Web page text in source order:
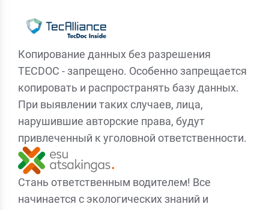
Копирование данных без разрешения
TECDOC - запрещено. Особенно запрещается
копировать и распространять базу данных.
При выявлении таких случаев, лица,
нарушившие авторские права, будут
привлеченный к уголовной ответственности.
Стань ответственным водителем! Все
начинается с экологических знаний и